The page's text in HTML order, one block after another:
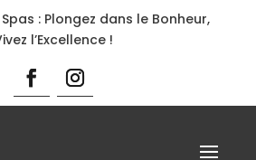
: Plongez dans le Bonheur,
l’Excellence !